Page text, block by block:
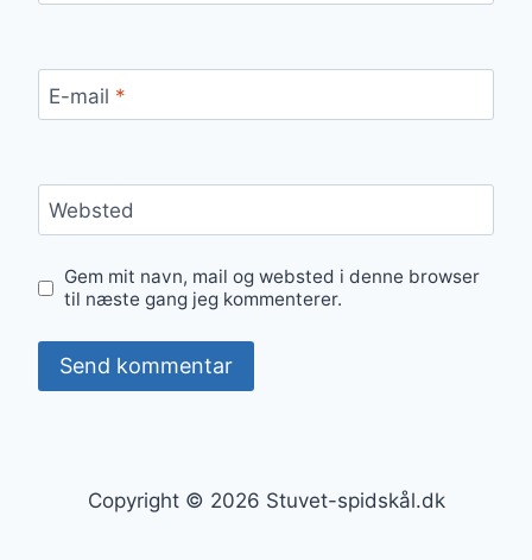
E-mail *
Websted
Gem mit navn, mail og websted i denne browser
til næste gang jeg kommenterer.
Copyright © 2026 Stuvet-spidskål.dk